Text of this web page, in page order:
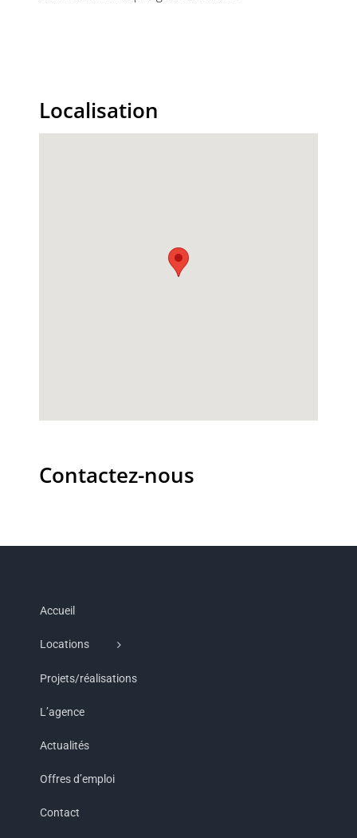
Localisation
Contactez-nous
Accueil
Locations
Projets/réalisations
L’agence
Actualités
Offres d’emploi
Contact